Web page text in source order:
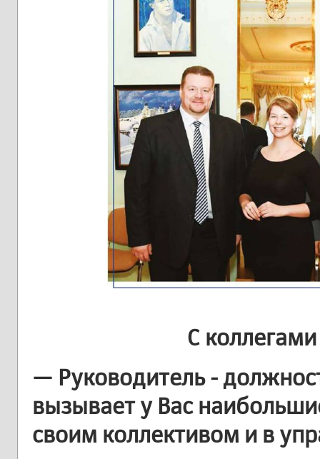
С
— Руководитель -
вызывает у Вас
своим коллективом и в